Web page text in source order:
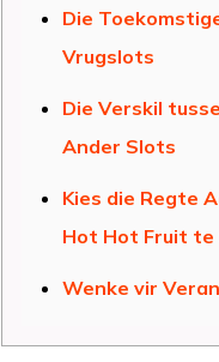
Die
Vrugslots
Die Verskil
Ander Slots
Kies die Regte
Hot Hot Fruit te
Wenke vir